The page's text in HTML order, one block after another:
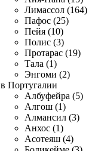
Лимассол (164)
Пафос (25)
Пейя (10)
Полис (3)
Протарас (19)
Тала (1)
Энгоми (2)
в Португалии
Албуфейра (5)
Алгош (1)
Алмансил (3)
Анхос (1)
Асотеяш (4)